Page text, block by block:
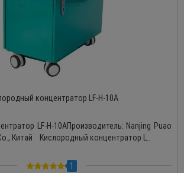
концентратор LF-H-10A
LF-H-10AПроизводитель: Nanjing Puao
Китай Кислородный концентратор L..
1